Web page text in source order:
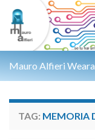
Mauro Alfieri
TAG: MEMORIA